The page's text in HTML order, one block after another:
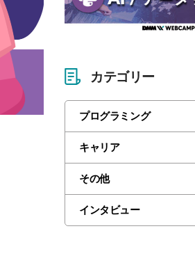
カテゴリー
プログラミング
キャリア
その他
インタビュー